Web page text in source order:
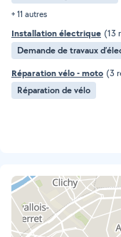
+ 11 autres
Installation électrique (13
Demande de travaux
Réparation vélo - moto (3
Réparation de vélo